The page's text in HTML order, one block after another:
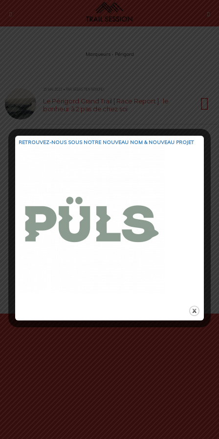
Marqueurs › Périgord
15 MAI 2022 • PAR SÉBASTIEN RÉMOND
Le Périgord Grand Trail [ Race Report ] : le
bonheur à 2 pas de chez soi
RETROUVEZ-NOUS SOUS NOTRE NOUVEAU NOM & NOUVEAU PROJET